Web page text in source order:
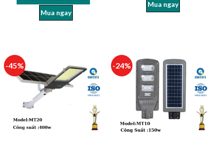
Mua ngay
Mua ngay
-45% -24%